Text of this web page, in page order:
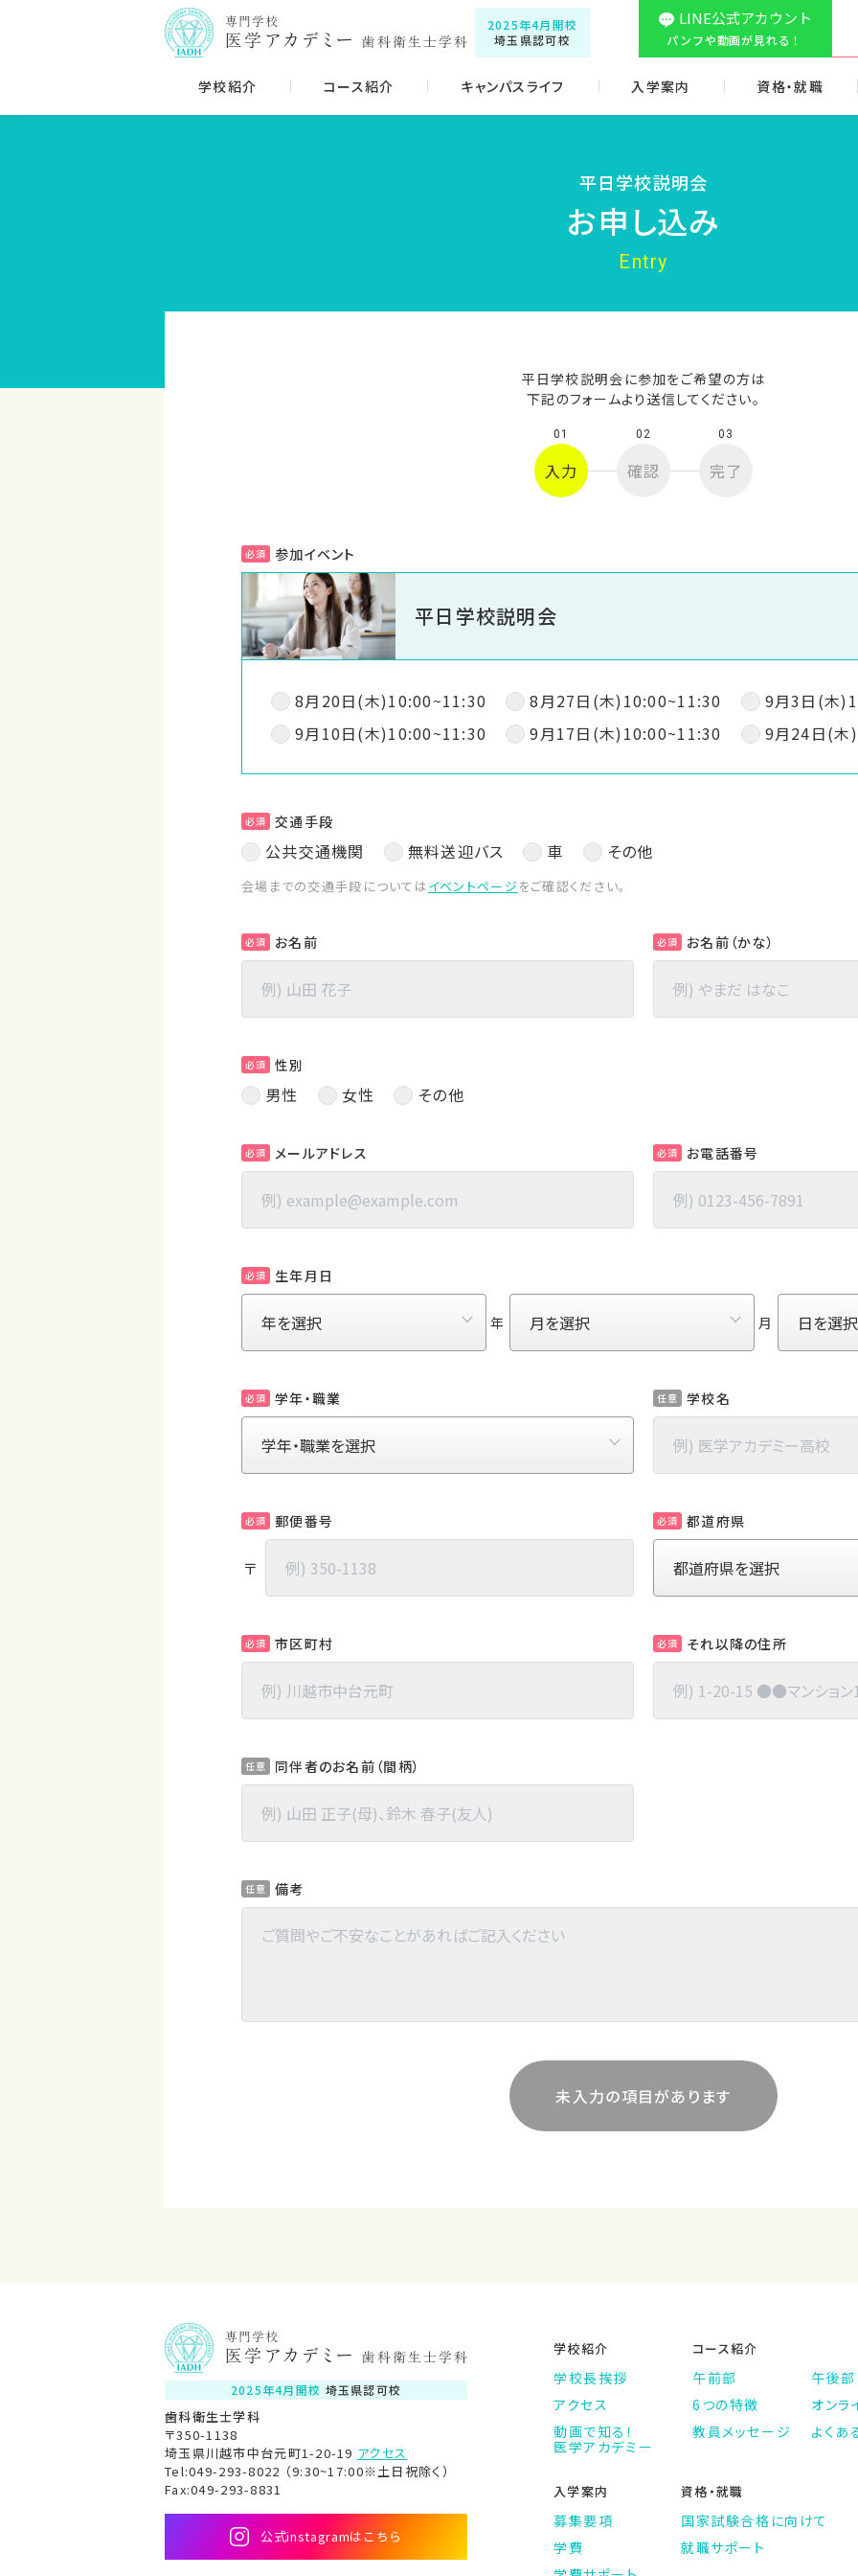
2025年4月開校
埼玉県認可校
LINE公式アカウント
パンフや動画が見れる！
学校紹介 コース紹介 キャンパスライフ 入学案内 資格・就職
平日学校説明会
お申し込み
Entry
平日学校説明会に参加をご希望の方は
下記のフォームより送信してください。
01
入力
02
確認
03
完了
必須 参加イベント
平日学校説明会
8月20日(木)10:00~11:30 8月27日(木)10:00~11:30
9月3日(木
9月10日(木)10:00~11:30
9月17日(木)10:00~11:30 9月24日(
必須 交通手段
公共交通機関 無料送迎バス 車 その他
会場までの交通手段についてはイベントページ をご確認ください。
必須 お名前 必須 お名前（かな）
必須 性別
男性 女性 その他
必須 メールアドレス 必須 お電話番号
必須 生年月日
年 月
必須 学年・職業 任意 学校名
必須 郵便番号
〒
必須 都道府県
必須 市区町村 必須 それ以降の住所
任意 同伴者のお名前（間柄）
任意 備考
未入力の項目があります
2025年4月開校 埼玉県認可校
歯科衛生士学科
〒350-1138
埼玉県川越市中台元町1-20-19 アクセス
Tel:049-293-8022 （9:30~17:00※土日祝除く）
Fax:049-293-8831
公式instagramはこちら
学校紹介
学校長挨拶
アクセス
動画で知る！
医学アカデミー
コース紹介
午前部
午後部
6つの特徴
オンラ
教員メッセージ
よくあ
入学案内
募集要項
学費
資格・就職
国家試験合格に向けて
就職サポート